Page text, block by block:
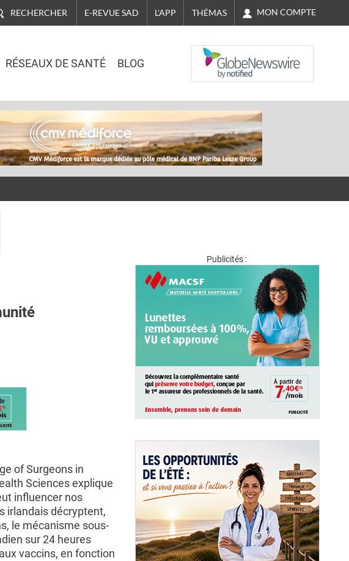
RECHERCHER E-REVUE SAD L'APP THÉMAS MON COMPTE
RÉSEAUX DE SANTÉ BLOG
NASDAQ
of Surgeons in
Sciences explique
influencer nos
irlandais décryptent,
le mécanisme sous-
sur 24 heures
vaccins, en fonction
Publicités :